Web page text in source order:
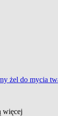
żel do mycia
więcej